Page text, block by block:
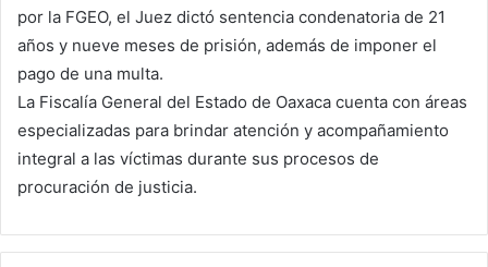
por la FGEO, el Juez dictó sentencia condenatoria de 21
años y nueve meses de prisión, además de imponer el
pago de una multa.
La Fiscalía General del Estado de Oaxaca cuenta con áreas
especializadas para brindar atención y acompañamiento
integral a las víctimas durante sus procesos de
procuración de justicia.